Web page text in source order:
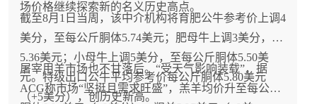
场价格继续探索新的名义历史高点。
截至8月1日当周，该中介机构将育肥公牛参考价上调4
美分，至每公斤胴体5.74美元；肥母牛上调3美分，至
5.36美元；小母牛上调5美分，至每公斤胴体5.50美
元。特级出口公牛平均参考价每公斤胴体5.80美元
（+5美分），创历史新高。
屠宰用羊市场也不甘落后。“受天气影响装载”，据
ACG称市场“坚挺且需求旺盛”，羔羊均价升至每公斤